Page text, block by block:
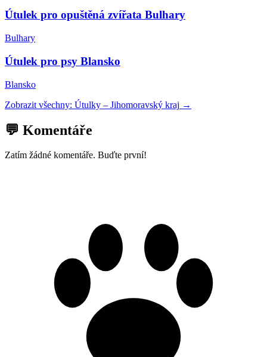
Útulek pro opuštěná zvířata Bulhary
Bulhary
Útulek pro psy Blansko
Blansko
Zobrazit všechny: Útulky – Jihomoravský kraj →
💬 Komentáře
Zatím žádné komentáře. Buďte první!